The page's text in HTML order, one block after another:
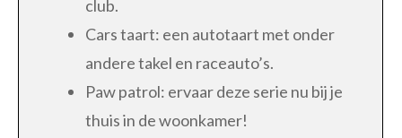
club.
Cars taart: een autotaart met onder
andere takel en raceauto’s.
Paw patrol: ervaar deze serie nu bij je
thuis in de woonkamer!